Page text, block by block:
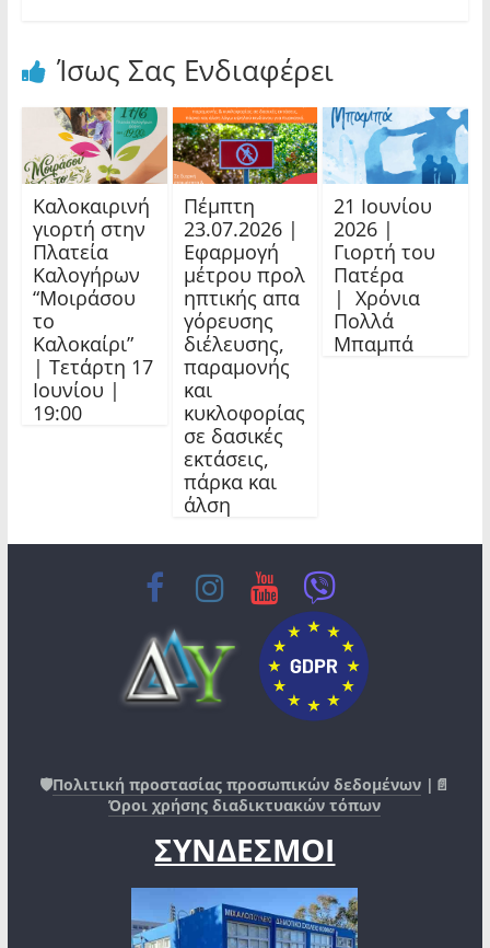
Ίσως Σας Ενδιαφέρει
Καλοκαιρινή
γιορτή στην
Πλατεία
Καλογήρων
“Μοιράσου
το
Καλοκαίρι”
| Τετάρτη 17
Ιουνίου |
19:00
Πέμπτη
23.07.2026 |
Εφαρμογή
μέτρου προλ
ηπτικής απα
γόρευσης
διέλευσης,
παραμονής
και
κυκλοφορίας
σε δασικές
εκτάσεις,
πάρκα και
άλση
21 Ιουνίου
2026 |
Γιορτή του
Πατέρα
| Χρόνια
Πολλά
Μπαμπά
🛡️Πολιτική προστασίας προσωπικών δεδομένων |📄
Όροι χρήσης διαδικτυακών τόπων
ΣΥΝΔΕΣΜΟΙ